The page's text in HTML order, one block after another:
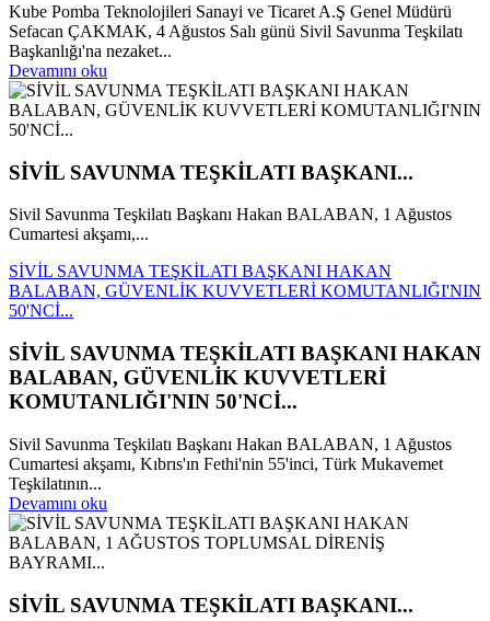
Kube Pomba Teknolojileri Sanayi ve Ticaret A.Ş Genel Müdürü
Sefacan ÇAKMAK, 4 Ağustos Salı günü Sivil Savunma Teşkilatı
Başkanlığı'na nezaket...
Devamını oku
SİVİL SAVUNMA TEŞKİLATI BAŞKANI...
Sivil Savunma Teşkilatı Başkanı Hakan BALABAN, 1 Ağustos
Cumartesi akşamı,...
SİVİL SAVUNMA TEŞKİLATI BAŞKANI HAKAN
BALABAN, GÜVENLİK KUVVETLERİ KOMUTANLIĞI'NIN
50'NCİ...
SİVİL SAVUNMA TEŞKİLATI BAŞKANI HAKAN
BALABAN, GÜVENLİK KUVVETLERİ
KOMUTANLIĞI'NIN 50'NCİ...
Sivil Savunma Teşkilatı Başkanı Hakan BALABAN, 1 Ağustos
Cumartesi akşamı, Kıbrıs'ın Fethi'nin 55'inci, Türk Mukavemet
Teşkilatının...
Devamını oku
SİVİL SAVUNMA TEŞKİLATI BAŞKANI...